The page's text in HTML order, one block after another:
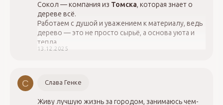
Сокол — компания из Томска, которая знает о
дереве всё.
Работаем с душой и уважением к материалу, ведь
дерево — это не просто сырьё, а основа уюта и
тепла.
13.12.2025
С Слава Генке
Живу лучшую жизнь за городом, занимаюсь чем-